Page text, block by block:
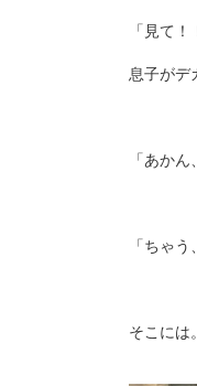
「見て！
息子がデ
「あか
「ちゃ
そこには